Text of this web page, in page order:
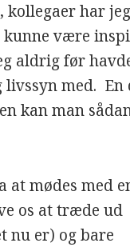
kollegaer har
være
aldrig før
med. En
kan man
at mødes med
os at træde ud
nu er) og bare